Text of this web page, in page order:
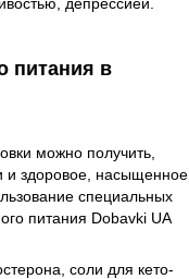
питания в
можно получить,
и здоровое, насыщенное
специальных
питания Dobavki UA
соли для кето-